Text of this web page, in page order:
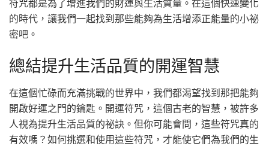
符咒都是為了增進我們的財運與生活質量。在這個快速變化
的時代，讓我們一起找到那些能夠為生活增添正能量的小祕
密吧。
總結提升生活品質的開運智慧
在這個忙碌而充滿挑戰的世界中，我們都渴望找到那把能夠
開啟好運之門的鑰匙。開運符咒，這個古老的智慧，被許多
人視為提升生活品質的祕訣。但你可能會問，這些符咒真的
有效嗎？如何挑選和使用這些符咒，才能使它們為我們的生